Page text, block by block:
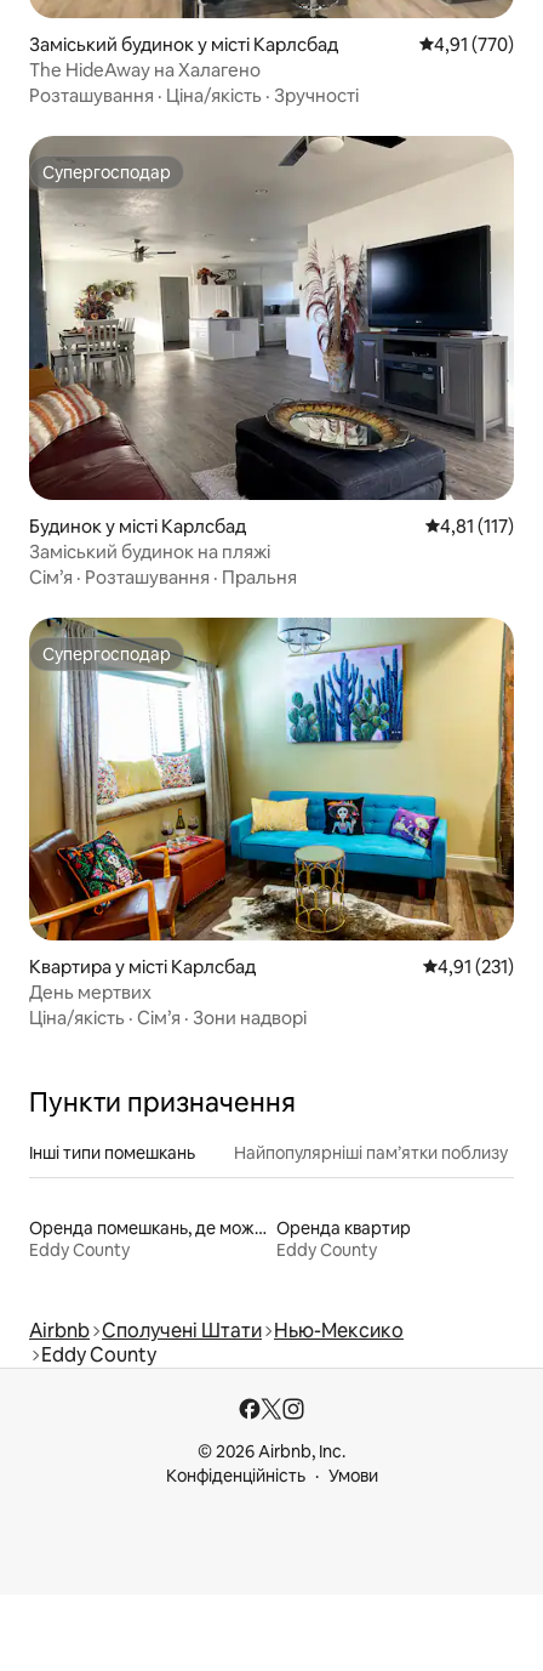
Заміський будинок у місті Карлсбад Середня
4,91 (770)
The HideAway на Халагено
Розташування · Ціна/якість · Зручності
Супергосподар
Супергосподар
Будинок у місті Карлсбад Середня
4,81 (117)
Заміський будинок на пляжі
Сім’я · Розташування · Пральня
Супергосподар
Супергосподар
Квартира у місті Карлсбад Середня
4,91 (231)
День мертвих
Ціна/якість · Сім’я · Зони надворі
Пункти призначення
Інші типи помешкань Найпопулярніші пам’ятки поблизу
Оренда помешкань, де можна перебувати з домашніми тваринами
Eddy County
Оренда квартир
Eddy County
Airbnb Сполучені Штати Нью-Мексико
Eddy County
© 2026 Airbnb, Inc.
Конфіденційність
Умови